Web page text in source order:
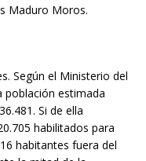
Maduro Moros.
Según el Ministerio del
población estimada
Si de ella
habilitados para
habitantes fuera del